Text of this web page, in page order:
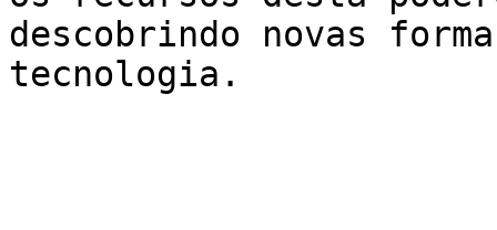
descobrindo novas
tecnologia.